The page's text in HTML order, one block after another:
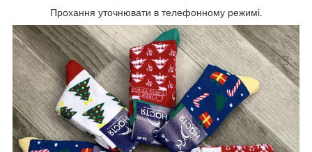
Прохання уточнювати в телефонному режимі.